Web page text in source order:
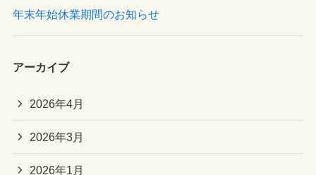
年末年始休業期間のお知らせ
アーカイブ
2026年4月
2026年3月
2026年1月